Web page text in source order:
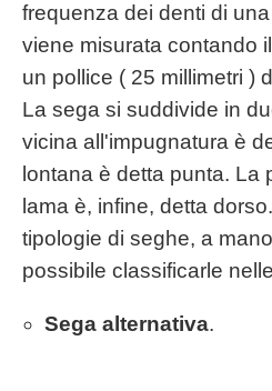
frequenza dei denti di
viene misurata contando
un pollice ( 25 millimetri )
La sega si suddivide in
vicina all'impugnatura è
lontana è detta punta. La
lama è, infine, detta
tipologie di seghe, a
possibile classificarle
Sega alternativa.